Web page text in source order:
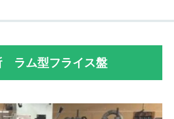
ラム型フライス盤